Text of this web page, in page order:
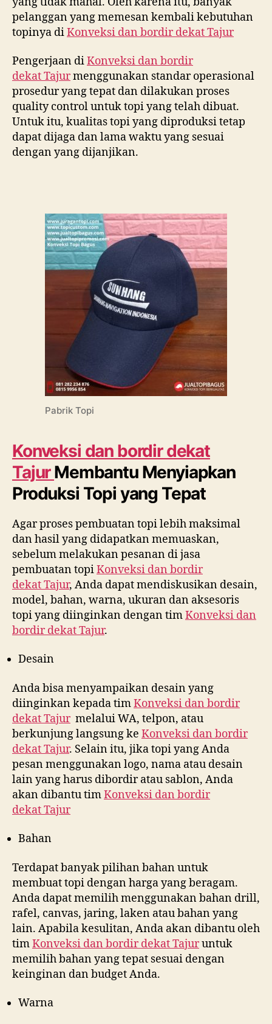
pelanggan yang memesan kembali kebutuhan
topinya diKonveksi dan bordir dekatTajur
Pengerjaan diKonveksi dan bordir
dekatTajurmenggunakan standar operasional
prosedur yang tepat dan dilakukan proses
quality control untuk topi yang telah dibuat.
Untuk itu, kualitas topi yang diproduksi tetap
dapat dijaga dan lama waktu yang sesuai
dengan yang dijanjikan.
Pabrik Topi
Konveksi dan bordir dekat
Tajur Membantu Menyiapkan
Produksi Topi yang Tepat
Agar proses pembuatan topi lebih maksimal
dan hasil yang didapatkan memuaskan,
sebelum melakukan pesanan di jasa
pembuatan topiKonveksi dan bordir
dekatTajur, Anda dapat mendiskusikan desain,
model, bahan, warna, ukuran dan aksesoris
topi yang diinginkan dengan timKonveksi dan
bordir dekatTajur.
Desain
Anda bisa menyampaikan desain yang
diinginkan kepada timKonveksi dan bordir
dekatTajurmelalui WA, telpon, atau
berkunjung langsung ke Konveksi dan bordir
dekatTajur. Selain itu, jika topi yang Anda
pesan menggunakan logo, nama atau desain
lain yang harus dibordir atau sablon, Anda
akan dibantu timKonveksi dan bordir
dekatTajur
Bahan
Terdapat banyak pilihan bahan untuk
membuat topi dengan harga yang beragam.
Anda dapat memilih menggunakan bahan drill,
rafel, canvas, jaring, laken atau bahan yang
lain. Apabila kesulitan, Anda akan dibantu oleh
timKonveksi dan bordir dekatTajuruntuk
memilih bahan yang tepat sesuai dengan
keinginan dan budget Anda.
Warna